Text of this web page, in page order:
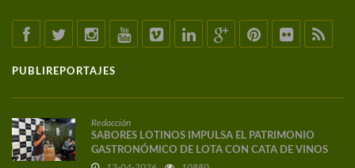
PUBLIREPORTAJES
Redacción
SABORES LOTINOS IMPULSA EL PATRIMONIO
GASTRONÓMICO DE LOTA CON CATA DE VINOS
DE AUTOR